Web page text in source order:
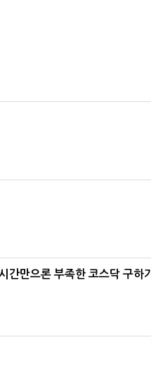
만으론 부족한 코스닥 구하기